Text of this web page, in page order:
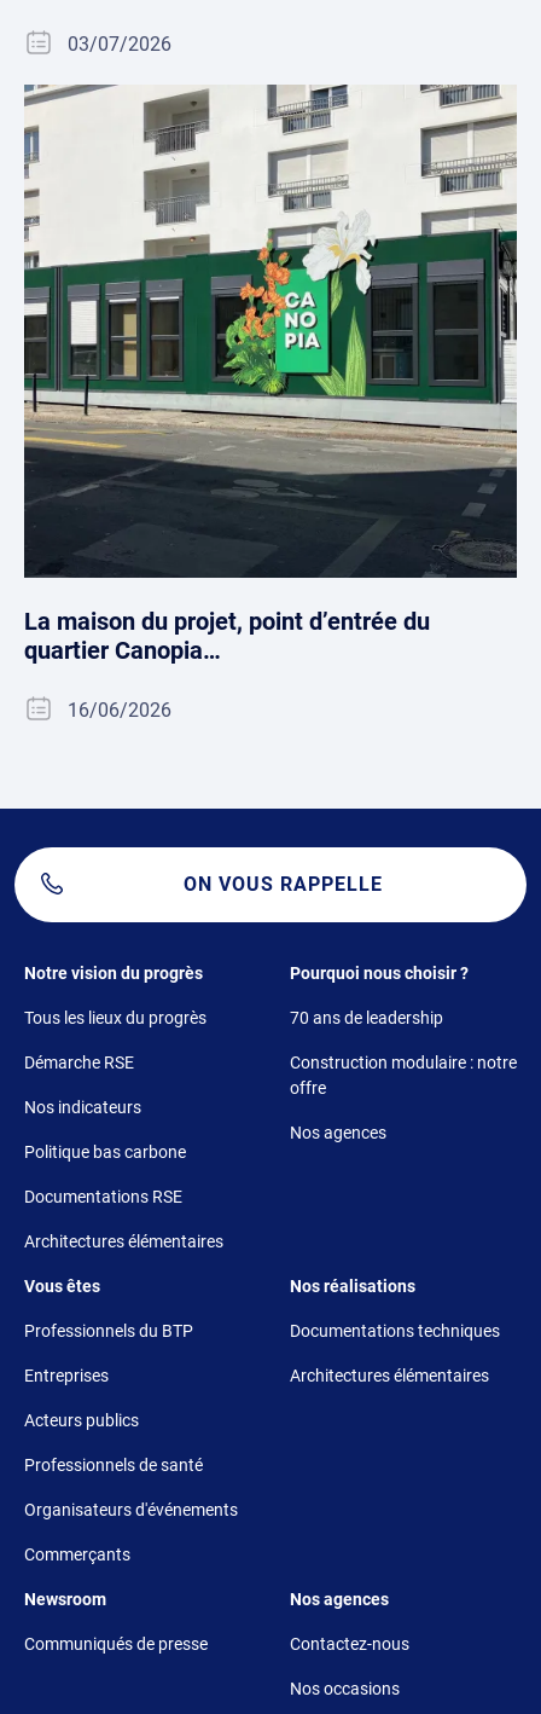
03/07/2026
La maison du projet, point d’entrée du
quartier Canopia…
16/06/2026
ON VOUS RAPPELLE
Footer 1
Notre vision du progrès
Tous les lieux du progrès
Démarche RSE
Nos indicateurs
Politique bas carbone
Documentations RSE
Architectures élémentaires
Footer 2
Pourquoi nous choisir ?
70 ans de leadership
Construction modulaire : notre
offre
Nos agences
Footer 3
Vous êtes
Professionnels du BTP
Entreprises
Acteurs publics
Professionnels de santé
Organisateurs d'événements
Commerçants
Footer 4
Nos réalisations
Documentations techniques
Architectures élémentaires
Footer 5
Newsroom
Communiqués de presse
Footer 6
Nos agences
Contactez-nous
Nos occasions